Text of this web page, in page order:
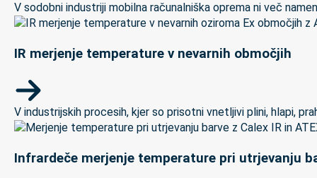
V sodobni industriji mobilna računalniška oprema ni več
IR merjenje temperature v nevarnih območjih
V industrijskih procesih, kjer so prisotni vnetljivi plini, hlapi,
Infrardeče merjenje temperature pri utrjevanju